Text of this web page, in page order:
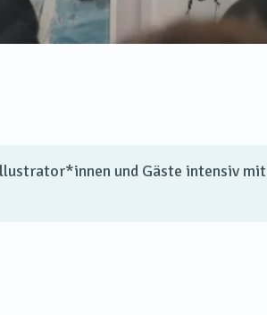
und Gäste intensiv mit